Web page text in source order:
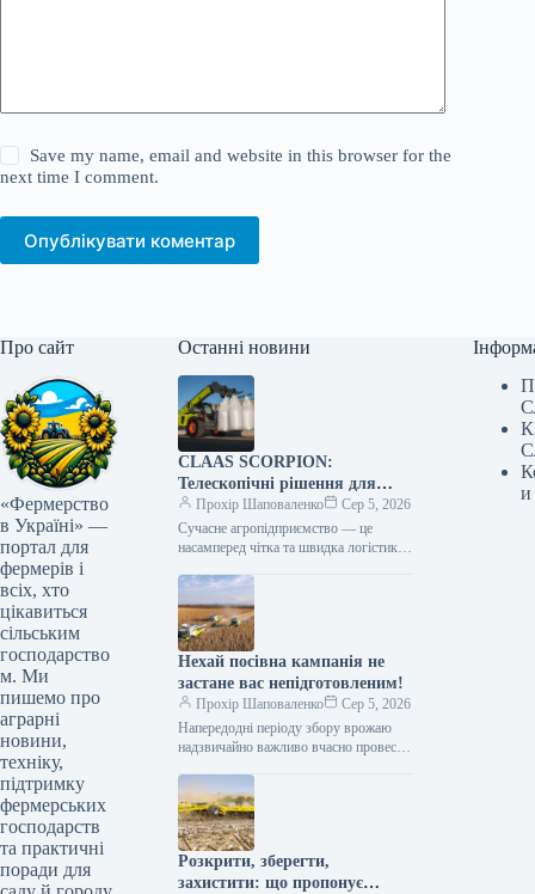
Save my name, email and website in this browser for the
next time I comment.
Опублікувати коментар
Про сайт
«Фермерство
в Україні» —
портал для
фермерів і
всіх, хто
цікавиться
сільським
господарство
м. Ми
пишемо про
аграрні
новини,
техніку,
підтримку
фермерських
господарств
та практичні
поради для
Останні новини
CLAAS SCORPION:
Телескопічні рішення для
ефективного агрологістичного
менеджменту
Прохір Шаповаленко
Сер 5, 2026
Сучасне агропідприємство — це
насамперед чітка та швидка логістика.
тисяч тонн зерна, робота з
біогазовими…
Нехай посівна кампанія не
застане вас непідготовленим!
Прохір Шаповаленко
Сер 5, 2026
Напередодні періоду збору врожаю
надзвичайно важливо вчасно провести
виконати всі процедури планового
технічного
обслуговування.Оптимальним
вибором є…
Розкрити, зберегти,
захистити: що пропонує
и